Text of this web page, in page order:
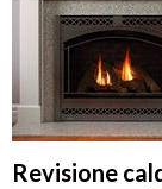
Revisione